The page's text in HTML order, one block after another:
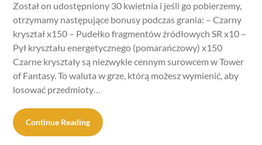
Został on udostępniony 30 kwietnia i jeśli go pobierzemy,
otrzymamy następujące bonusy podczas grania: – Czarny
kryształ x150 – Pudełko fragmentów źródłowych SR x10 –
Pył kryształu energetycznego (pomarańczowy) x150
Czarne kryształy są niezwykle cennym surowcem w Tower
of Fantasy. To waluta w grze, którą możesz wymienić, aby
losować przedmioty…
Continue Reading